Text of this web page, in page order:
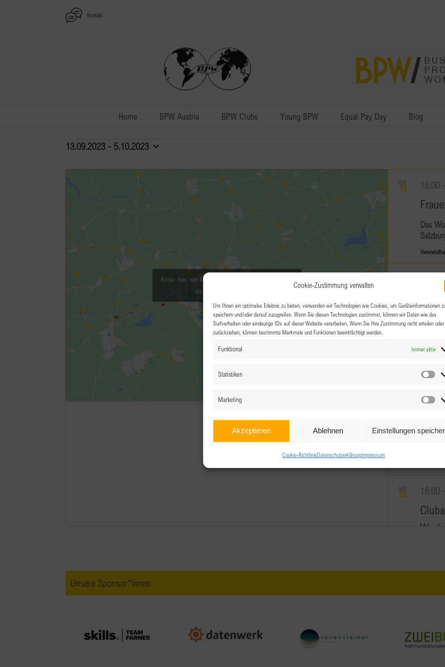
Cookie-Zustimmung verwalten
Um Ihnen ein optimales Erlebnis zu bieten, verwenden wir Technologien wie Cookies, um Geräteinformationen
speichern und/oder darauf zuzugreifen. Wenn Sie diesen Technologien zustimmst, können wir Daten wie das
Surfverhalten oder eindeutige IDs auf dieser Website verarbeiten. Wenn Sie Ihre Zustimmung nicht erteilen oder
zurückziehen, können bestimmte Merkmale und Funktionen beeinträchtigt werden.
Funktional Immer aktiv
Statistiken
Marketing
Akzeptieren Ablehnen Einstellungen
Cookie-RichtlinieDatenschutzerklärungImpressum
Kontakt
Home BPW Austria BPW Clubs Young BPW Equal Pay Day Blog
Veranstaltungen
13.09.2023 - 5.10.2023
auswählen.
Klicke hier, um Marketing-Cookies zu akzeptieren und
diesen Inhalt zu aktivieren
SEP.
13 18:00 -
Das
AG
FACC
SEP.
22
Work
18:00 -
Unsere Sponsor*innen